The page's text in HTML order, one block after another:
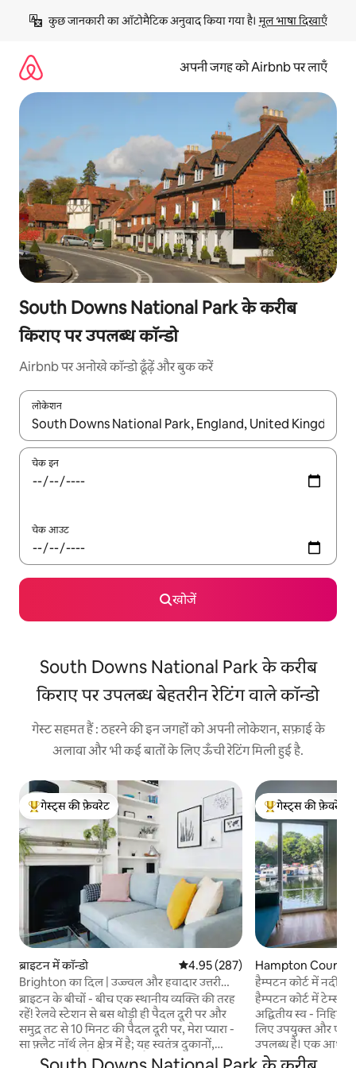
छोड़कर
कॉन्टेंट
कुछ जानकारी का ऑटोमैटिक अनुवाद किया गया है। मूल भाषा दिखाएँ
अपनी जगह को Airbnb पर लाएँ
South Downs National Park के करीब
किराए पर उपलब्ध कॉन्डो
Airbnb पर अनोखे कॉन्डो ढूँढ़ें और बुक करें
लोकेशन
नतीजों के उपलब्ध होने पर, अप और डाउन 'ऐरो की' का इस्तेमाल करके नेविगेट
चेक इन
चेक आउट
खोजें
South Downs National Park के करीब
किराए पर उपलब्ध बेहतरीन रेटिंग वाले कॉन्डो
गेस्ट सहमत हैं : ठहरने की इन जगहों को अपनी लोकेशन, सफ़ाई के
अलावा और भी कई बातों के लिए ऊँची रेटिंग मिली हुई है.
गेस्ट्स का टॉप फ़ेवरेट
गेस्ट्स की फ़ेवरेट
ब्राइटन में कॉन्डो औसत रेटिंग 5 में से 4.95, 287 समीक्षाएँ
4.95 (287)
Brighton का दिल | उज्ज्वल और हवादार उत्तरी
Laine फ्लैट
ब्राइटन के बीचों - बीच एक स्थानीय व्यक्ति की तरह
रहें! रेलवे स्टेशन से बस थोड़ी ही पैदल दूरी पर और
समुद्र तट से 10 मिनट की पैदल दूरी पर, मेरा प्यारा -
सा फ़्लैट नॉर्थ लेन क्षेत्र में है; यह स्वतंत्र दुकानों,
रेस्तरां, पब और कैफ़े का केंद्र है। फ़्लोर - टू - सीलिंग
गेस्ट्स का टॉप फ़ेवरेट
गेस्ट्स की फ़ेवरेट
Hampton Court में
हैम्पटन कोर्ट में नदी
हैम्पटन कोर्ट में टेम्स
अद्वितीय स्व -
लिए उपयुक्त और एक
उपलब्ध है। एक आधुनिक फ्लोटिंग घर के ऊपरी डेक
पर स्थित, मानक के